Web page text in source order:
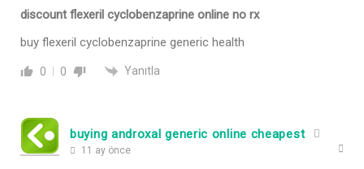
discount flexeril cyclobenzaprine online no rx
buy flexeril cyclobenzaprine generic health
0 0 Yanıtla
buying androxal generic online cheapest
11 ay önce